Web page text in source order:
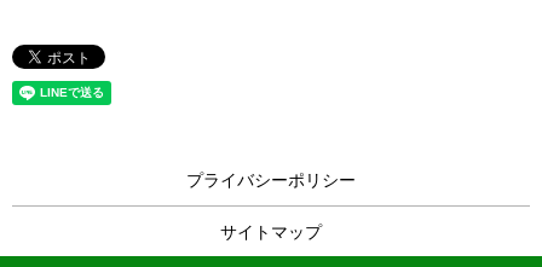
プライバシーポリシー
サイトマップ